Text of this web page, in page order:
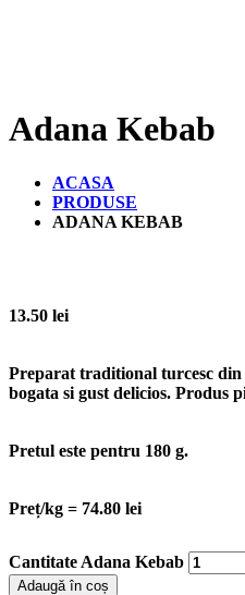
Adana Kebab
ACASA
PRODUSE
ADANA KEBAB
13.50 lei
Preparat traditional turcesc din
bogata si gust delicios. Produs
Pretul este pentru 180 g.
Preț/kg = 74.80 lei
Cantitate Adana Kebab
Adaugă în coș